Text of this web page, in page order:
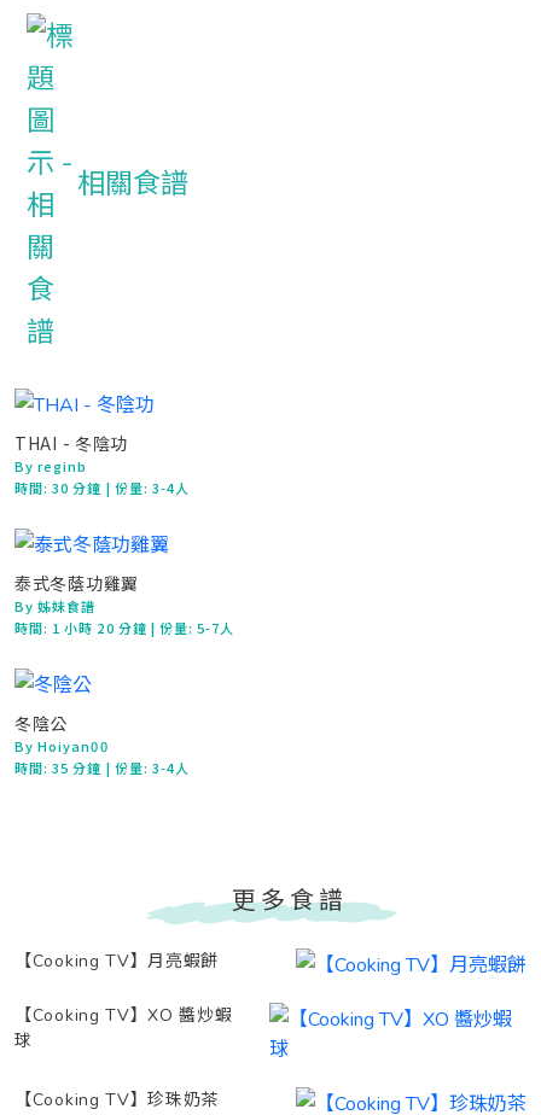
相關食譜
THAI - 冬陰功
By reginb
時間:30 分鐘 | 份量: 3-4人
泰式冬蔭功雞翼
By 姊妹食譜
時間: 1 小時 20 分鐘 | 份量: 5-7人
冬陰公
By Hoiyan00
時間:35 分鐘 | 份量: 3-4人
更多食譜
【Cooking TV】月亮蝦餅
【Cooking TV】XO 醬炒蝦
球
【Cooking TV】珍珠奶茶